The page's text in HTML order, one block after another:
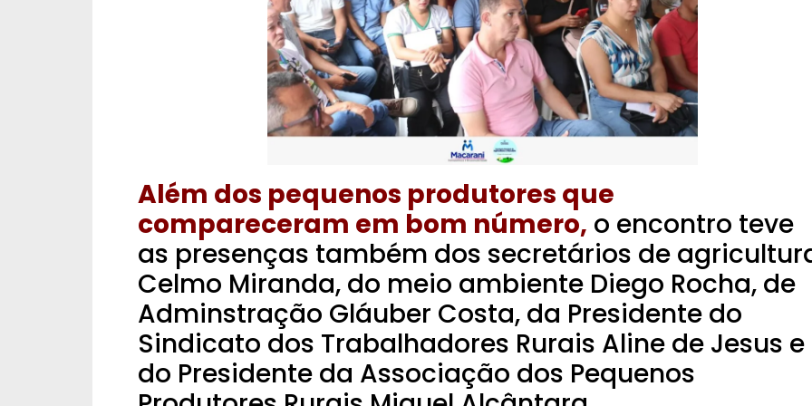
Além dos pequenos produtores que
compareceram em bom número, o encontro teve
as presenças também dos secretários de
Celmo Miranda, do meio ambiente Diego Rocha, de
Adminstração Gláuber Costa, da Presidente do
Sindicato dos Trabalhadores Rurais Aline de Jesus e
do Presidente da Associação dos Pequenos